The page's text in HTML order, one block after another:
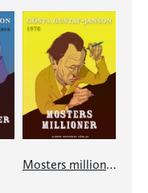
Mosters millioner